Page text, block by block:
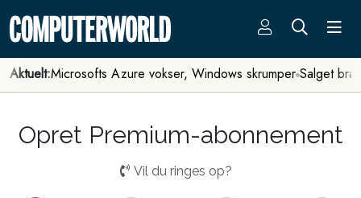
Aktuelt:Microsofts Azure vokser, Windows skrumper Salget
Opret Premium-abonnement
Vil du ringes op?